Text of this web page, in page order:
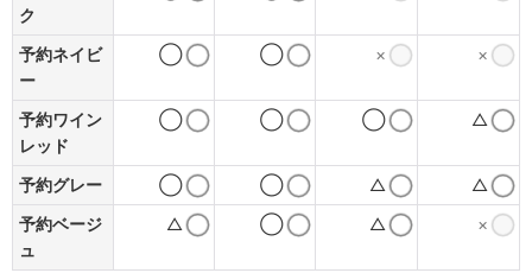
ク
予約ネイビ
ー
◯ ◯ × ×
予約ワイン
レッド
◯ ◯ ◯ △
予約グレー ◯ ◯ △
△
予約ベージ
ュ
△ ◯ △ ×